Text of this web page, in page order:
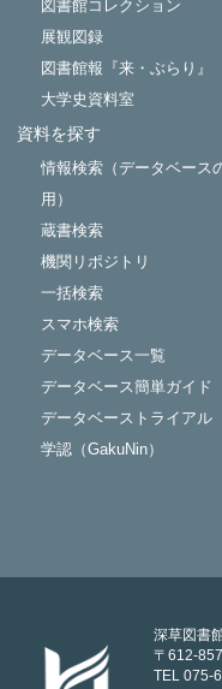
図書館コレクション
展観図録
図書館報『来・ぶらり』
大学史資料室
資料を探す
情報検索（データベース
用）
蔵書検索
機関リポジトリ
一括検索
スマホ検索
データベース一覧
データベース簡単ガイド
データベーストライアル
学認（GakuNin）
深草図書
〒612-
TEL 075-